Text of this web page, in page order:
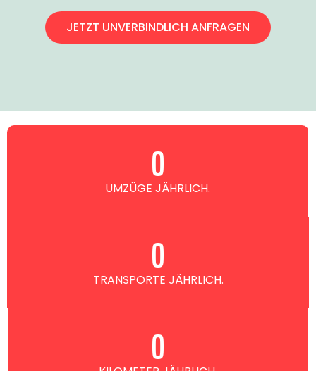
JETZT UNVERBINDLICH ANFRAGEN
UMZÜGE JÄHRLICH.
0
TRANSPORTE JÄHRLICH.
0
0